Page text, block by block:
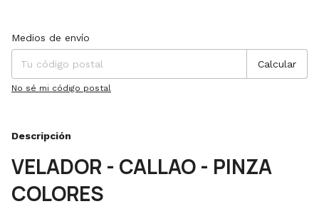
Entregas para el CP:
Medios de envío
Calcular
No sé mi código postal
Descripción
VELADOR - CALLAO - PINZA
COLORES